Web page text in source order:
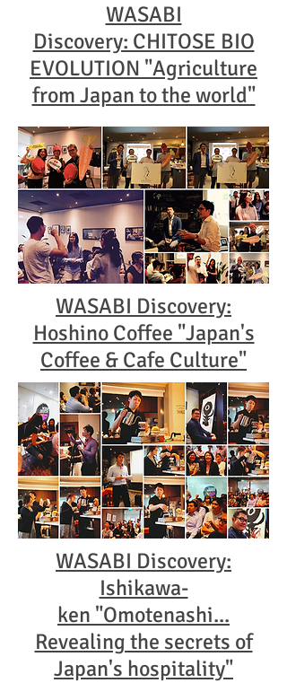
WASABI
Discovery: CHITOSE BIO
EVOLUTION "Agriculture
from Japan to the world"
WASABI Discovery:
Hoshino Coffee "Japan's
Coffee & Cafe Culture"
WASABI Discovery:
Ishikawa-
ken "Omotenashi...
Revealing the secrets of
Japan's hospitality"